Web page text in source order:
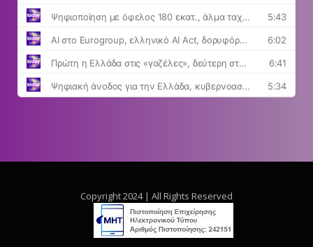
Copyright 2024 | All Rights Reserved